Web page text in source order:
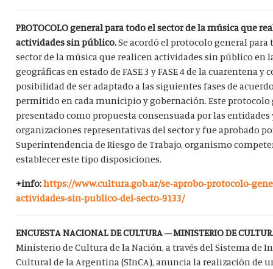
PROTOCOLO general para todo el sector de la música que
actividades sin público.Se acordó el protocolo general para
sector de la música que realicen actividades sin público en
geográficas en estado de FASE 3 y FASE 4 de la cuarentena y
posibilidad de ser adaptado a las siguientes fases de
permitido en cada municipio y gobernación. Este protocolo
presentado como propuesta consensuada por las entidades
organizaciones representativas del sector y fue aprobado
Superintendencia de Riesgo de Trabajo, organismo
establecer este tipo disposiciones.
+info:https://www.cultura.gob.ar/se-aprobo-protocolo-
actividades-sin-publico-del-secto-9133/
ENCUESTA NACIONAL DE CULTURA – MINISTERIO DE
Ministerio de Cultura de la Nación, a través del Sistema de
Cultural de la Argentina (SInCA), anuncia la realización de